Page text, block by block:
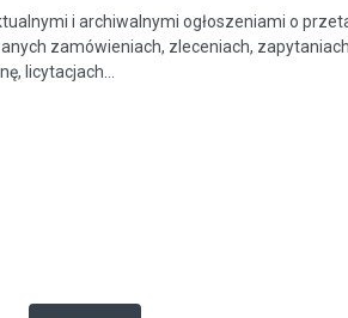
i archiwalnymi ogłoszeniami o
zamówieniach, zleceniach, zapytaniach
licytacjach...